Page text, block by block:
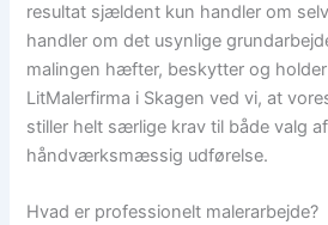
resultat sjældent kun handler om
handler om det usynlige
malingen hæfter, beskytter og
LitMalerfirma i Skagen ved vi, at
stiller helt særlige krav til både valg
håndværksmæssig udførelse.
Hvad er professionelt malerarbejde?